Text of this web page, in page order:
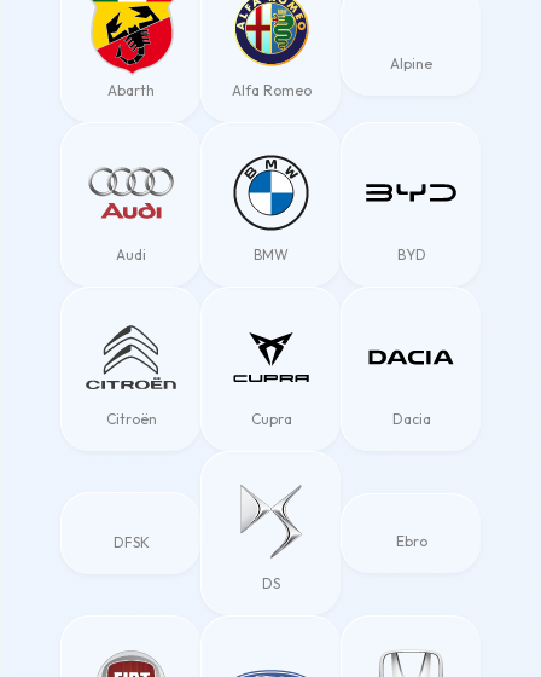
Abarth Alfa Romeo
Alpine
Audi BMW BYD
Citroën Cupra Dacia
DFSK
DS
Ebro